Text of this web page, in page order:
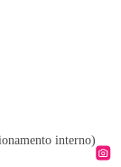
interno)